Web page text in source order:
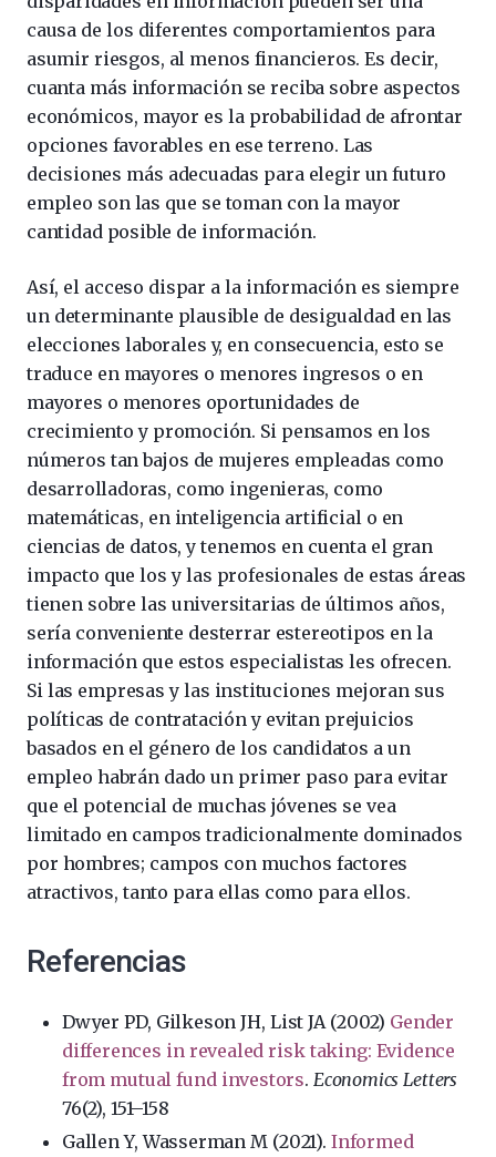
causa de los diferentes comportamientos para
asumir riesgos, al menos financieros. Es decir,
cuanta más información se reciba sobre aspectos
económicos, mayor es la probabilidad de afrontar
opciones favorables en ese terreno. Las
decisiones más adecuadas para elegir un futuro
empleo son las que se toman con la mayor
cantidad posible de información.
Así, el acceso dispar a la información es siempre
un determinante plausible de desigualdad en las
elecciones laborales y, en consecuencia, esto se
traduce en mayores o menores ingresos o en
mayores o menores oportunidades de
crecimiento y promoción. Si pensamos en los
números tan bajos de mujeres empleadas como
desarrolladoras, como ingenieras, como
matemáticas, en inteligencia artificial o en
ciencias de datos, y tenemos en cuenta el gran
impacto que los y las profesionales de estas áreas
tienen sobre las universitarias de últimos años,
sería conveniente desterrar estereotipos en la
información que estos especialistas les ofrecen.
Si las empresas y las instituciones mejoran sus
políticas de contratación y evitan prejuicios
basados en el género de los candidatos a un
empleo habrán dado un primer paso para evitar
que el potencial de muchas jóvenes se vea
limitado en campos tradicionalmente dominados
por hombres; campos con muchos factores
atractivos, tanto para ellas como para ellos.
Referencias
Dwyer PD, Gilkeson JH, List JA (2002) Gender
differences in revealed risk taking: Evidence
from mutual fund investors. Economics Letters
76(2), 151–158
Gallen Y, Wasserman M (2021).Informed